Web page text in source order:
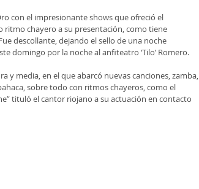
con el impresionante shows que ofreció el
ritmo chayero a su presentación, como tiene
descollante, dejando el sello de una noche
domingo por la noche al anfiteatro ‘Tilo’ Romero.
y media, en el que abarcó nuevas canciones, zamba,
sobre todo con ritmos chayeros, como el
tituló el cantor riojano a su actuación en contacto